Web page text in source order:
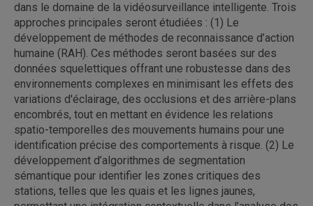
dans le domaine de la vidéosurveillance intelligente. Trois
approches principales seront étudiées : (1) Le
développement de méthodes de reconnaissance d’action
humaine (RAH). Ces méthodes seront basées sur des
données squelettiques offrant une robustesse dans des
environnements complexes en minimisant les effets des
variations d'éclairage, des occlusions et des arrière-plans
encombrés, tout en mettant en évidence les relations
spatio-temporelles des mouvements humains pour une
identification précise des comportements à risque. (2) Le
développement d’algorithmes de segmentation
sémantique pour identifier les zones critiques des
stations, telles que les quais et les lignes jaunes,